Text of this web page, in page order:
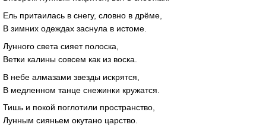
Ель притаилась в снегу, словно в дрёме,
В зимних одеждах заснула в истоме.
Лунного света сияет полоска,
Ветки калины совсем как из воска.
В небе алмазами звезды искрятся,
В медленном танце снежинки кружатся.
Тишь и покой поглотили пространство,
Лунным сияньем окутано царство.